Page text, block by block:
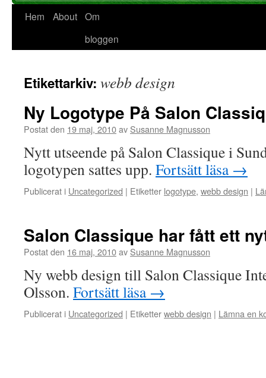
Hem About Om
bloggen
Etikettarkiv: webb design
Ny Logotype På Salon
Postat den 19 maj, 2010av Susanne Magnusson
Nytt utseende på Salon Classique i
logotypen sattes upp. Fortsätt läsa →
Publicerat i Uncategorized | Etiketter logotype, webb design |
Salon Classique har fått ett
Postat den 16 maj, 2010av Susanne Magnusson
Ny webb design till Salon Classique
Olsson. Fortsätt läsa →
Publicerat i Uncategorized | Etiketterwebb design | Lämna en